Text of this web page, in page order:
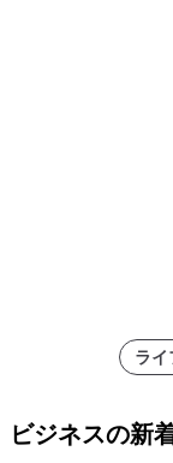
ライ
ビジネスの新